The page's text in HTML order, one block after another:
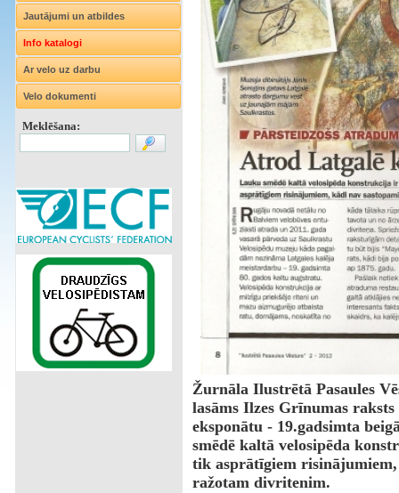
Jautājumi un atbildes
Info katalogi
Ar velo uz darbu
Velo dokumenti
Meklēšana:
Žurnāla Ilustrētā Pasaules
lasāms Ilzes Grīnumas
eksponātu - 19.gadsimta
smēdē kaltā velosipēda
tik asprātīgiem
ražotam divritenim.